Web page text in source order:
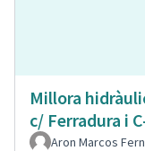
Millora
c/ Ferradura i
Aron Marcos